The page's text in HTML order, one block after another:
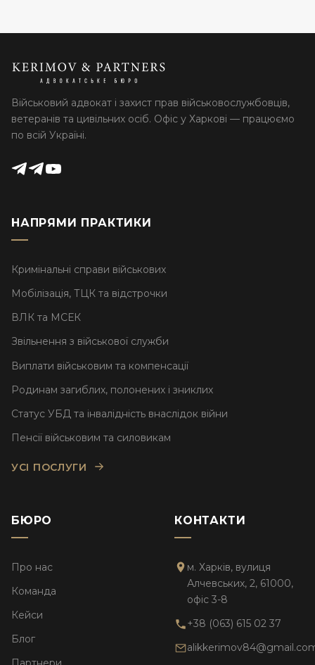
Військовий адвокат і захист прав військовослужбовців,
ветеранів та цивільних осіб. Офіс у Харкові — працюємо
по всій Україні.
НАПРЯМИ ПРАКТИКИ
Кримінальні справи військових
Мобілізація, ТЦК та відстрочки
ВЛК та МСЕК
Звільнення з військової служби
Виплати військовим та компенсації
Родинам загиблих, полонених і зниклих
Статус УБД та інвалідність внаслідок війни
Пенсії військовим та силовикам
УСІ ПОСЛУГИ
БЮРО
Про нас
Команда
Кейси
Блог
КОНТАКТИ
м. Харків, вулиця
Алчевських, 2, 61000,
офіс 3-8
+38 (063) 615 02 37